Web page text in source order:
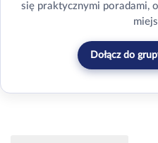
się praktycznymi poradami,
Dołącz do